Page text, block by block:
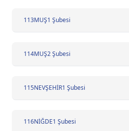
113MUŞ1 Şubesi
114MUŞ2 Şubesi
115NEVŞEHİR1 Şubesi
116NİĞDE1 Şubesi